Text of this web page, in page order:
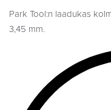
Park Tool:n laadukas
3,45 mm.